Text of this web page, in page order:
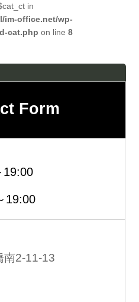
in
im-office.net/wp-
cat.php on line8
Form
19:00
19:00
南2-11-13